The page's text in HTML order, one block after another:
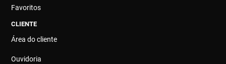
Favoritos
CLIENTE
Área do cliente
Ouvidoria